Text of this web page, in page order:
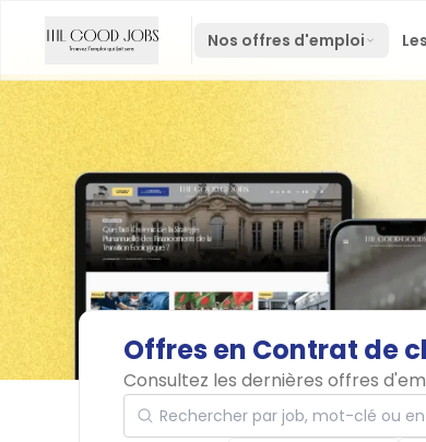
Nos offres d'emploi
Offres en Contrat de
Consultez les dernières offres
Rechercher par job, mot-clé ou